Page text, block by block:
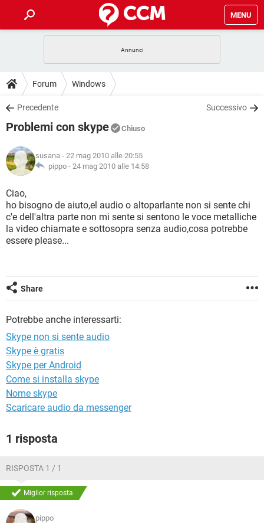
MENU
INTRATTENIMENTO
iOS
INSTAGRAM WHATSAPP
TIKTOK
HARDWARE
GUIDE
COVID-19
INSTAGRAM WHATSAPP
TIKTOK
HARDWARE
DOWNLOAD
COVID-19 GAMING
INTRATTENIMENTO
iOS WINDOWS 10
INSTAGRAM
TIKTOK FACEBOOK
HARDWARE
COVID-19 GAMING
INTRATTENIMENTO
iOS
INSTAGRAM WHATSAPP
TIKTOK
GLOSSARIO
COVID-19
INTRATTENIMENTO ANDROID
iOS WINDOWS 10
INSTAGRAM
HARDWARE
Forum Windows
Precedente Successivo
Problemi con skype Chiuso
susana - 22 mag 2010 alle 20:55
pippo - 24 mag 2010 alle 14:58
Ciao,
ho bisogno de aiuto,el audio o altoparlante non si sente chi
c'e dell'altra parte non mi sente si sentono le voce metalliche
la video chiamate e sottosopra senza audio,cosa potrebbe
essere please...
Share
Potrebbe anche interessarti:
Skype non si sente audio
Skype è gratis
Skype per Android
Come si installa skype
Nome skype
Scaricare audio da messenger
1 risposta
RISPOSTA 1 / 1
Miglior risposta
pippo